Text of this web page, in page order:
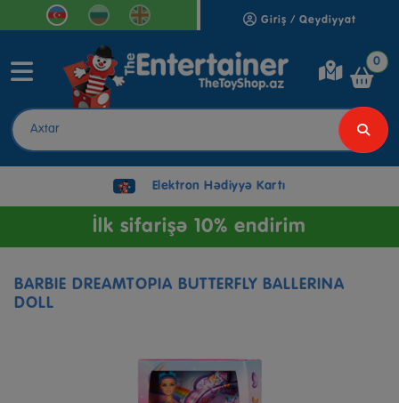
Giriş / Qeydiyyat
0
Elektron Hədiyyə Kartı
İlk sifarişə 10% endirim
BARBIE DREAMTOPIA BUTTERFLY BALLERINA
DOLL